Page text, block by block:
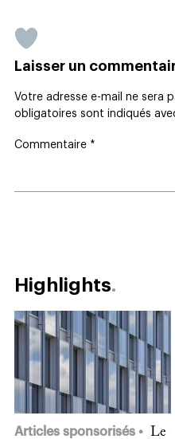
Laisser un
Votre adresse e-mail ne sera
obligatoires sont indiqués
Commentaire *
Highlights
Articles sponsorisés
Le